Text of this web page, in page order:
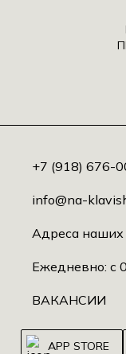
+7 (918) 676-
info@na-
Адреса наших
Ежедневно: с
ВАКАНСИИ
APP STORE